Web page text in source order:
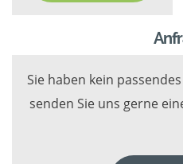
Sie haben kein
senden Sie uns gerne